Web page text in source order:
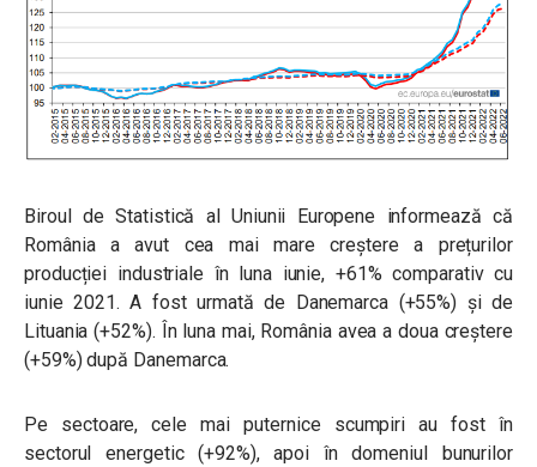
Biroul de Statistică al Uniunii Europene informează că
România a avut cea mai mare creștere a prețurilor
producției industriale în luna iunie, +61% comparativ cu
iunie 2021. A fost urmată de Danemarca (+55%) și de
Lituania (+52%). În luna mai, România avea a doua creștere
(+59%) după Danemarca.
Pe sectoare, cele mai puternice scumpiri au fost în
sectorul energetic (+92%), apoi în domeniul bunurilor